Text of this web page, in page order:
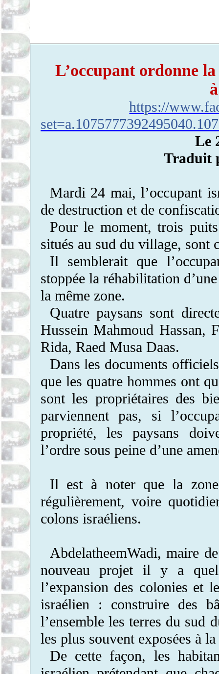
L’occupant ordonne
https://
Le
Traduit
Mardi 24 mai, l’occupant
de destruction et de
Pour le moment, trois
situés au sud du village, sont
Il semblerait que
stoppée la réhabilitation
la même zone.
Quatre paysans sont
Hussein Mahmoud Hassan,
Rida, Raed Musa Daas.
Dans les documents
que les quatre hommes ont
sont les propriétaires des
parviennent pas, si
propriété, les paysans
l’ordre sous peine d’une
Il est à noter que la
régulièrement, voire
colons israéliens.
AbdelatheemWadi, maire
nouveau projet il y a
l’expansion des colonies et
israélien : construire des
l’ensemble les terres du sud
les plus souvent exposées à
De cette façon, les